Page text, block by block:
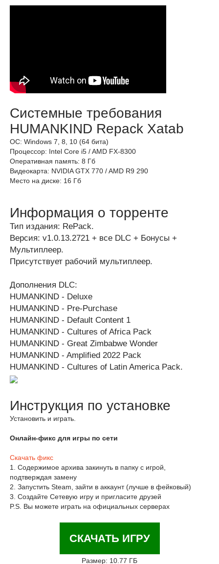
Системные требования
HUMANKIND Repack Xatab
ОС: Windows 7, 8, 10 (64 бита)
Процессор: Intel Core i5 / AMD FX-8300
Оперативная память: 8 Гб
Видеокарта: NVIDIA GTX 770 / AMD R9 290
Место на диске: 16 Гб
Информация о торренте
Тип издания: RePack.
Версия: v1.0.13.2721 + все DLC + Бонусы +
Мультиплеер.
Присутствует рабочий мультиплеер.
Дополнения DLC:
HUMANKIND - Deluxe
HUMANKIND - Pre-Purchase
HUMANKIND - Default Content 1
HUMANKIND - Cultures of Africa Pack
HUMANKIND - Great Zimbabwe Wonder
HUMANKIND - Amplified 2022 Pack
HUMANKIND - Cultures of Latin America Pack.
Инструкция по установке
Установить и играть.
Онлайн-фикс для игры по сети
Скачать фикс
1. Содержимое архива закинуть в папку с игрой,
подтверждая замену
2. Запустить Steam, зайти в аккаунт (лучше в фейковый)
3. Создайте Сетевую игру и пригласите друзей
P.S. Вы можете играть на официальных серверах
СКАЧАТЬ ИГРУ
Размер: 10.77 ГБ